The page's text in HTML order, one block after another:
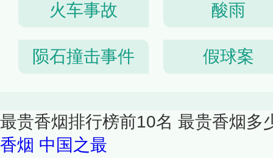
火车事故 酸雨
陨石撞击事件 假球案
最贵香烟排行榜前10名 最贵香烟多
香烟 中国之最